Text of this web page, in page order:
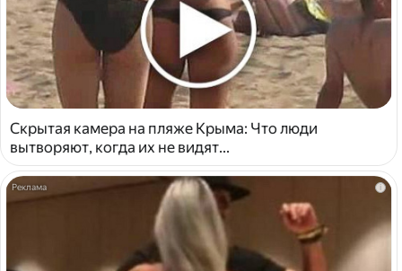
Скрытая камера на пляже Крыма: Что люди
вытворяют, когда их не видят...
i